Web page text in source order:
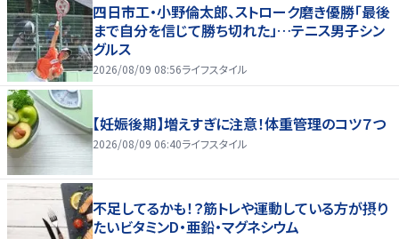
四日市工・小野倫太郎、ストローク磨き優勝「最後
まで自分を信じて勝ち切れた」…テニス男子シン
グルス
2026/08/09 08:56ライフスタイル
【妊娠後期】増えすぎに注意！体重管理のコツ７つ
2026/08/09 06:40ライフスタイル
不足してるかも！？筋トレや運動している方が摂り
たいビタミンD・亜鉛・マグネシウム